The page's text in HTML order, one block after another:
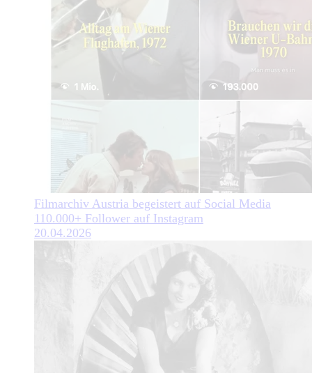
Filmarchiv Austria begeistert auf Social Media
110.000+ Follower auf Instagram
20.04.2026